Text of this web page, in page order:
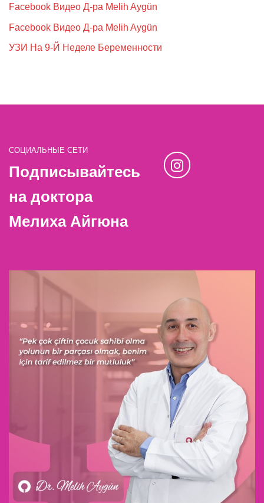
Facebook Видео Д-ра Melih Aygün
Facebook Видео Д-ра Melih Aygün
УЗИ На 9-Й Неделе Беременности
СОЦИАЛЬНЫЕ СЕТИ
Подписывайтесь
на доктора
Мелиха Айгюна